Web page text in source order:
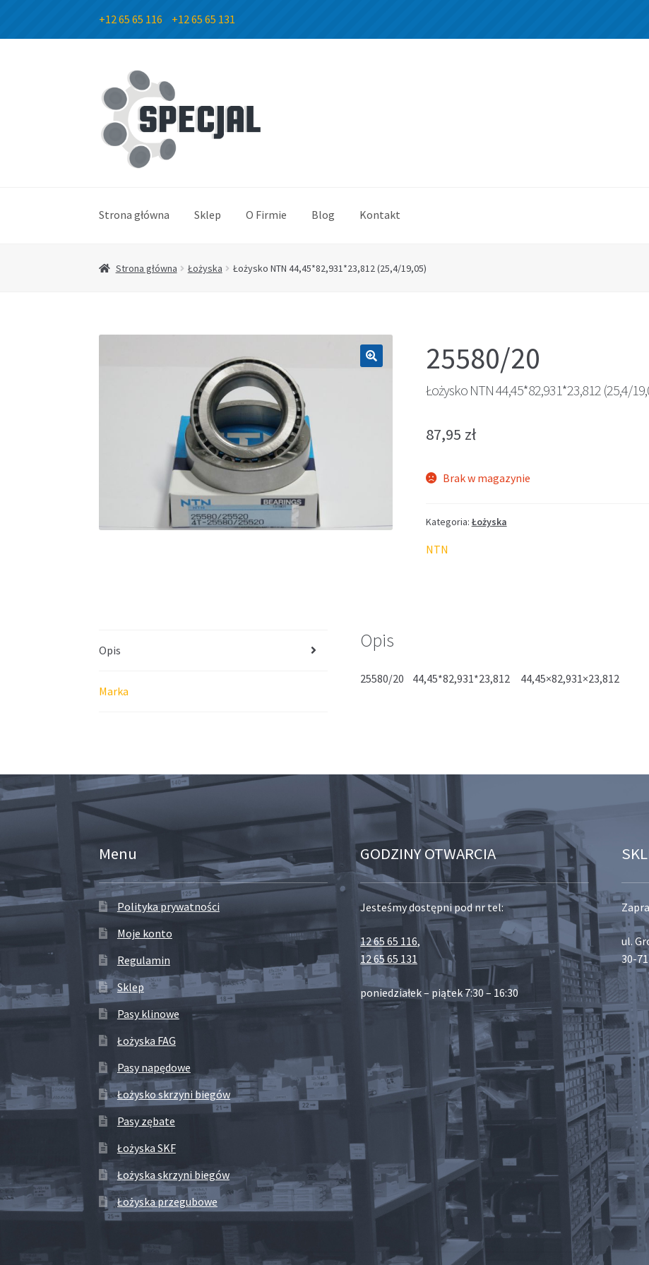
+12 65 65 116 +12 65 65 131
Przejdź
do
nawigacji
Przejdź
do
treści
Strona główna Sklep O Firmie Blog Kontakt
Strona główna Łożyska Łożysko NTN 44,45*82,931*23,812 (25,4/19,05)
25580/20
Łożysko NTN 44,45*82,931*23,812 (25,4/
87,95 zł
Brak w magazynie
Kategoria: Łożyska
NTN
Opis
Marka
Opis
25580/20 44,45*82,931*23,812 44,45×82,931×23,812
Menu
Polityka prywatności
Moje konto
Regulamin
Sklep
Pasy klinowe
Łożyska FAG
Pasy napędowe
Łożysko skrzyni biegów
Pasy zębate
Łożyska SKF
Łożyska skrzyni biegów
Łożyska przegubowe
GODZINY OTWARCIA
Jesteśmy dostępni pod nr tel:
12 65 65 116,
12 65 65 131
poniedziałek – piątek 7:30 – 16:30
ul.
30-